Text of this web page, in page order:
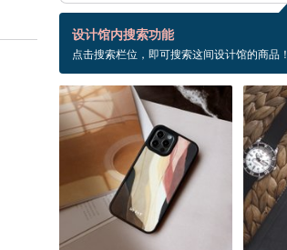
设计馆内搜索功能
点击搜索栏位，即可搜索这间设计馆的商品！
84 个商品
背绳手机壳